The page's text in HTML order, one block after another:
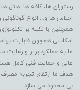
رستوران ها، کافه ها، هتل
اجلاس ها و... انواع
همچنین با تکیه بر
امکاناتی همچون قابلیت
ما به عملکرد برتر و رضایت
عالی و حمایت فنی کامل
هدف ما ارتقای تجربه مصرف
بی محدود می سازد.